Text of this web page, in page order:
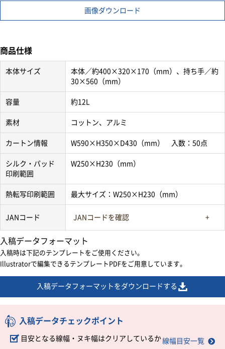
画像ダウンロード
商品仕様
本体サイズ
本体／約400×320×170（mm）、持ち手／約
30×560（mm）
容量 約12L
素材 コットン、アルミ
カートン情報 W590×H350×D430（mm） 入数：50点
シルク・パッド
印刷範囲
W250×H230（mm）
熱転写印刷範囲 最大サイズ：W250×H230（mm）
JANコード JANコードを確認
入稿データフォーマット
入稿時は下記のテンプレートをご使用ください。
Illustratorで編集できるテンプレートPDFをご用意しています。
入稿データフォーマットをダウンロードする
入稿データチェックポイント
目安となる線幅・ヌキ幅はクリアしているか線幅目安一覧